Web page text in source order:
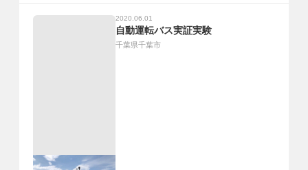
2020.06.01
自動運転バス実証実験
千葉県千葉市